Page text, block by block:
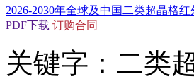
2026-2030年全球及中国二类超晶格
PDF下载 订购合同
关键字：二类